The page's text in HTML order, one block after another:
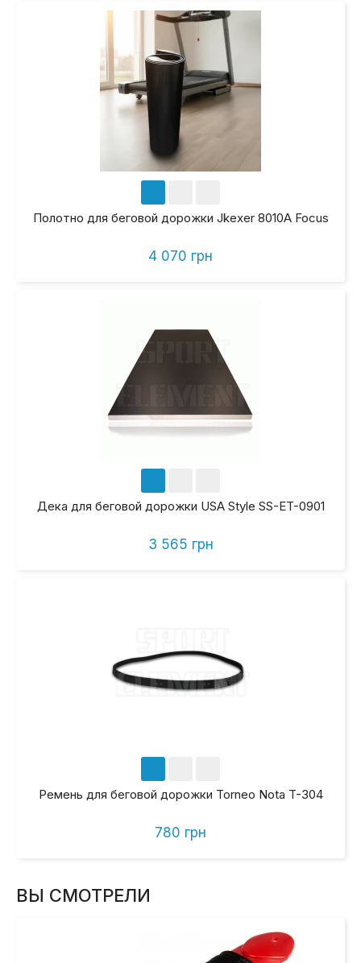
Полотно для беговой дорожки Jkexer 8010A Focus
4 070 грн
Дека для беговой дорожки USA Style SS-ET-0901
3 565 грн
Ремень для беговой дорожки Torneo Nota T-304
780 грн
ВЫ СМОТРЕЛИ